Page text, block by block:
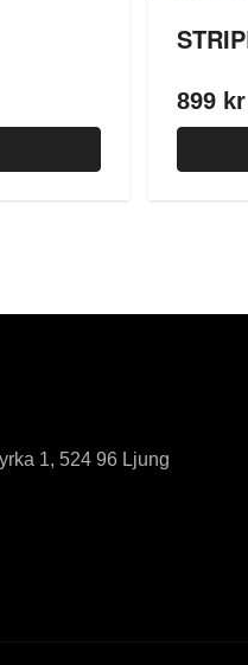
899 kr
1, 524 96 Ljung